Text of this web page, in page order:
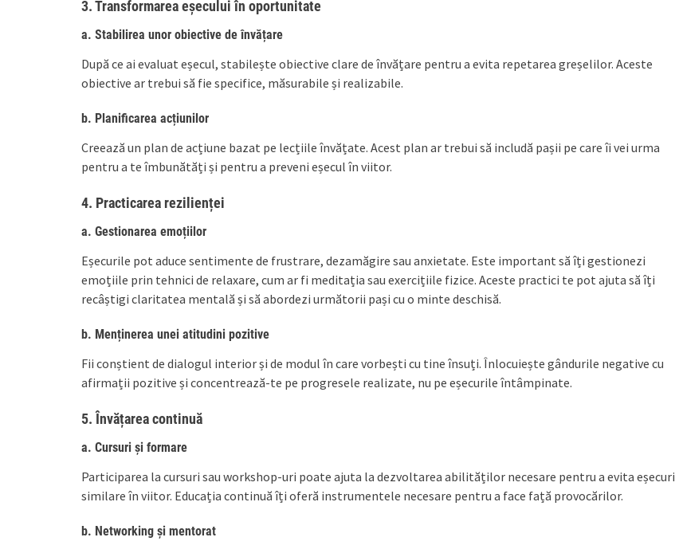
3. Transformarea eșecului în oportunitate
a. Stabilirea unor obiective de învățare
După ce ai evaluat eșecul, stabilește obiective clare de învățare pentru a evita repetarea greșelilor. Aceste
obiective ar trebui să fie specifice, măsurabile și realizabile.
b. Planificarea acțiunilor
Creează un plan de acțiune bazat pe lecțiile învățate. Acest plan ar trebui să includă pașii pe care îi vei urma
pentru a te îmbunătăți și pentru a preveni eșecul în viitor.
4. Practicarea rezilienței
a. Gestionarea emoțiilor
Eșecurile pot aduce sentimente de frustrare, dezamăgire sau anxietate. Este important să îți gestionezi
emoțiile prin tehnici de relaxare, cum ar fi meditația sau exercițiile fizice. Aceste practici te pot ajuta să îți
recâștigi claritatea mentală și să abordezi următorii pași cu o minte deschisă.
b. Menținerea unei atitudini pozitive
Fii conștient de dialogul interior și de modul în care vorbești cu tine însuți. Înlocuiește gândurile negative cu
afirmații pozitive și concentrează-te pe progresele realizate, nu pe eșecurile întâmpinate.
5. Învățarea continuă
a. Cursuri și formare
Participarea la cursuri sau workshop-uri poate ajuta la dezvoltarea abilităților necesare pentru a evita eșecuri
similare în viitor. Educația continuă îți oferă instrumentele necesare pentru a face față provocărilor.
b. Networking și mentorat